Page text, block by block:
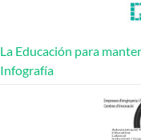
La Educación para
Infografía